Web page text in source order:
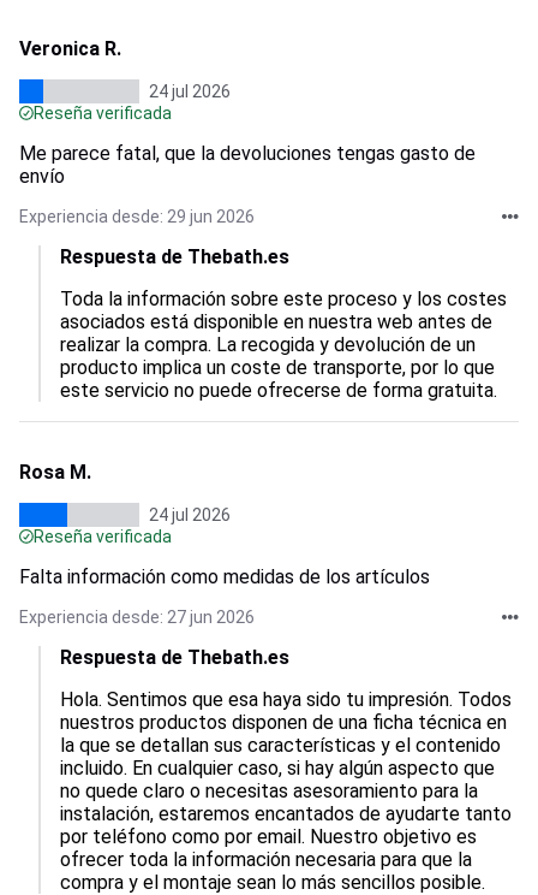
Veronica R.
24 jul 2026
Reseña verificada
Me parece fatal, que la devoluciones tengas gasto de
envío
Experiencia desde: 29 jun 2026
Respuesta de Thebath.es
Toda la información sobre este proceso y los costes
asociados está disponible en nuestra web antes de
realizar la compra. La recogida y devolución de un
producto implica un coste de transporte, por lo que
este servicio no puede ofrecerse de forma gratuita.
Rosa M.
24 jul 2026
Reseña verificada
Falta información como medidas de los artículos
Experiencia desde: 27 jun 2026
Respuesta de Thebath.es
Hola. Sentimos que esa haya sido tu impresión. Todos
nuestros productos disponen de una ficha técnica en
la que se detallan sus características y el contenido
incluido. En cualquier caso, si hay algún aspecto que
no quede claro o necesitas asesoramiento para la
instalación, estaremos encantados de ayudarte tanto
por teléfono como por email. Nuestro objetivo es
ofrecer toda la información necesaria para que la
compra y el montaje sean lo más sencillos posible.